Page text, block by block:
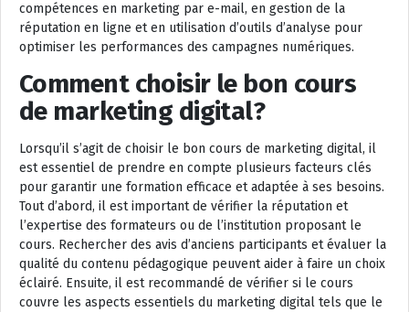
compétences en marketing par e-mail, en gestion de la
réputation en ligne et en utilisation d’outils d’analyse pour
optimiser les performances des campagnes numériques.
Comment choisir le bon cours
de marketing digital?
Lorsqu’il s’agit de choisir le bon cours de marketing digital, il
est essentiel de prendre en compte plusieurs facteurs clés
pour garantir une formation efficace et adaptée à ses besoins.
Tout d’abord, il est important de vérifier la réputation et
l’expertise des formateurs ou de l’institution proposant le
cours. Rechercher des avis d’anciens participants et évaluer la
qualité du contenu pédagogique peuvent aider à faire un choix
éclairé. Ensuite, il est recommandé de vérifier si le cours
couvre les aspects essentiels du marketing digital tels que le